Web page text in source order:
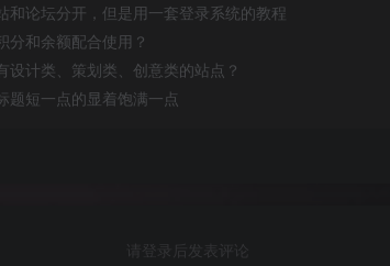
和论坛分开，但是用一套登录系统的教程
分和余额配合使用？
设计类、策划类、创意类的站点？
题短一点的显着饱满一点
请登录后发表评论